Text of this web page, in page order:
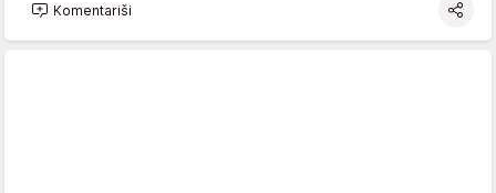
Komentariši